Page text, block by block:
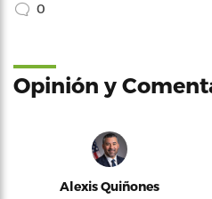
0
Opinión y
Alexis Quiñones